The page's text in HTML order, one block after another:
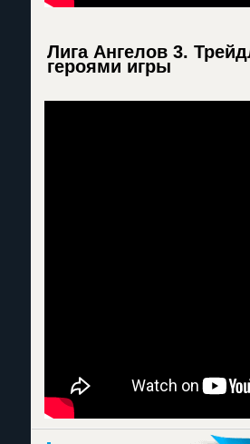
Лига Ангелов 3.
героями игры